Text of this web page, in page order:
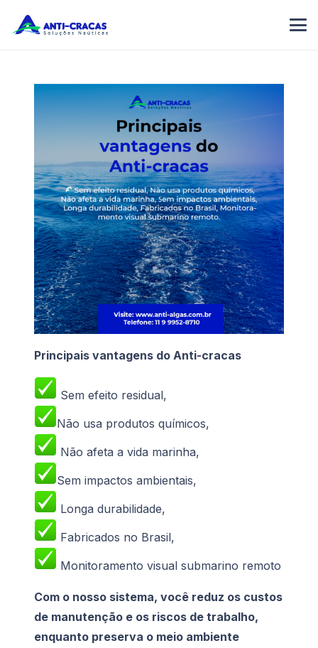
Principais vantagens do Anti-cracas
Sem efeito residual,
Não usa produtos químicos,
Não afeta a vida marinha,
Sem impactos ambientais,
Longa durabilidade,
Fabricados no Brasil,
Monitoramento visual submarino remoto
Com o nosso sistema, você reduz os custos
de manutenção e os riscos de trabalho,
enquanto preserva o meio ambiente